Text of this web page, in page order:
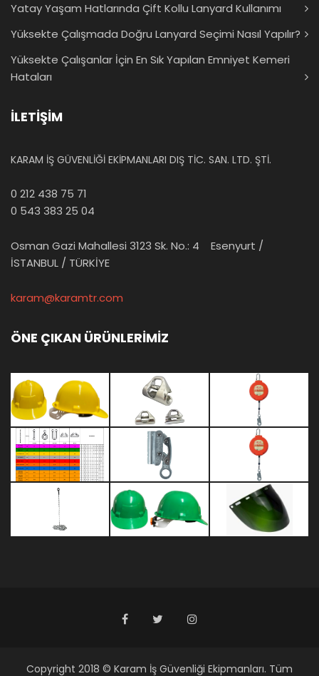
Yatay Yaşam Hatlarında Çift Kollu Lanyard Kullanımı
Yüksekte Çalışmada Doğru Lanyard Seçimi Nasıl Yapılır?
Yüksekte Çalışanlar İçin En Sık Yapılan Emniyet Kemeri
Hataları
İLETİŞİM
KARAM İŞ GÜVENLİĞİ EKİPMANLARI DIŞ TİC. SAN. LTD. ŞTİ.
0 212 438 75 71
0 543 383 25 04
Osman Gazi Mahallesi 3123 Sk. No.: 4 Esenyurt /
İSTANBUL / TÜRKİYE
karam@karamtr.com
ÖNE ÇIKAN ÜRÜNLERİMİZ
Copyright 2018 © Karam İş Güvenliği Ekipmanları. Tüm